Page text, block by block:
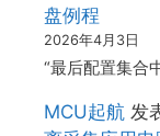
盘例程
2026年4月3日
“最后配置集合
MCU起航 发